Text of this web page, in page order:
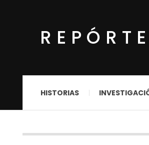
HISTORIAS